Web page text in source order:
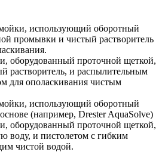
мойки, использующий оборотный
промывки и чистый растворитель
оборудованный проточной щеткой,
растворитель, и распылительным
для ополаскивания чистым
мойки, использующий оборотный
(например, Drester AquaSolve)
оборудованный проточной щеткой,
воду, и пистолетом с гибким
чистой водой.